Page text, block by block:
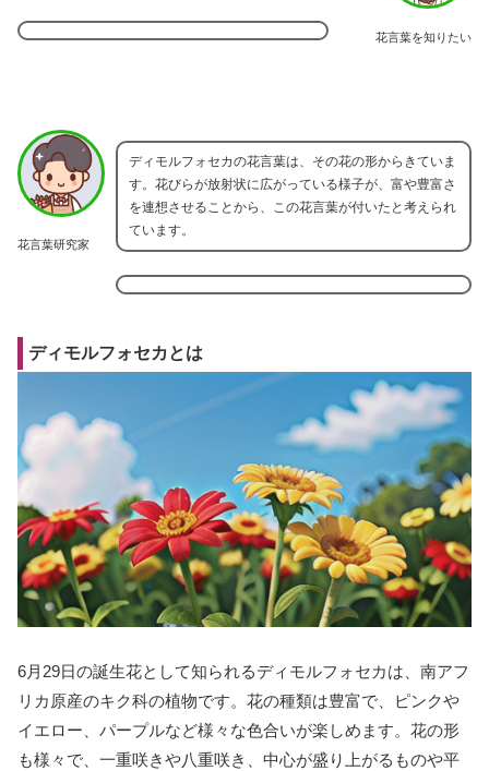
花言葉を知りたい
花言葉研究家
ディモルフォセカの花言葉は、その花の形からきていま
す。花びらが放射状に広がっている様子が、富や豊富さ
を連想させることから、この花言葉が付いたと考えられ
ています。
ディモルフォセカとは
6月29日の誕生花として知られるディモルフォセカは、南アフ
リカ原産のキク科の植物です。花の種類は豊富で、ピンクや
イエロー、パープルなど様々な色合いが楽しめます。花の形
も様々で、一重咲きや八重咲き、中心が盛り上がるものや平